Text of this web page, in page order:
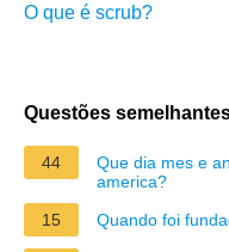
O que é scrub?
Questões
44
Que dia mes e
america?
15
Quando foi